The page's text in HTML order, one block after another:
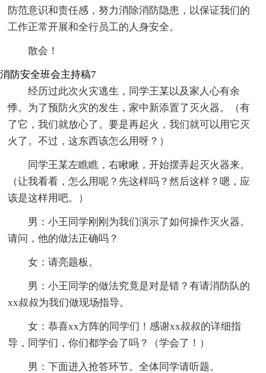
防范意识和责任感，努力消除消防隐患，以保证我们的
工作正常开展和全行员工的人身安全。
散会！
消防安全班会主持稿7
经历过此次火灾逃生，同学王某以及家人心有余
悸。为了预防火灾的发生，家中新添置了灭火器。（有
了它，我们就放心了。要是再起火，我们就可以用它灭
火了。不过，这东西该怎么用呀？）
同学王某左瞧瞧，右瞅瞅，开始摆弄起灭火器来。
（让我看看，怎么用呢？先这样吗？然后这样？嗯，应
该是这样用吧。）
男：小王同学刚刚为我们演示了如何操作灭火器。
请问，他的做法正确吗？
女：请亮题板。
男：小王同学的做法究竟是对是错？有请消防队的
xx叔叔为我们做现场指导。
女：恭喜xx方阵的同学们！感谢xx叔叔的详细指
导，同学们，你们都学会了吗？（学会了！）
男：下面进入抢答环节。全体同学请听题。